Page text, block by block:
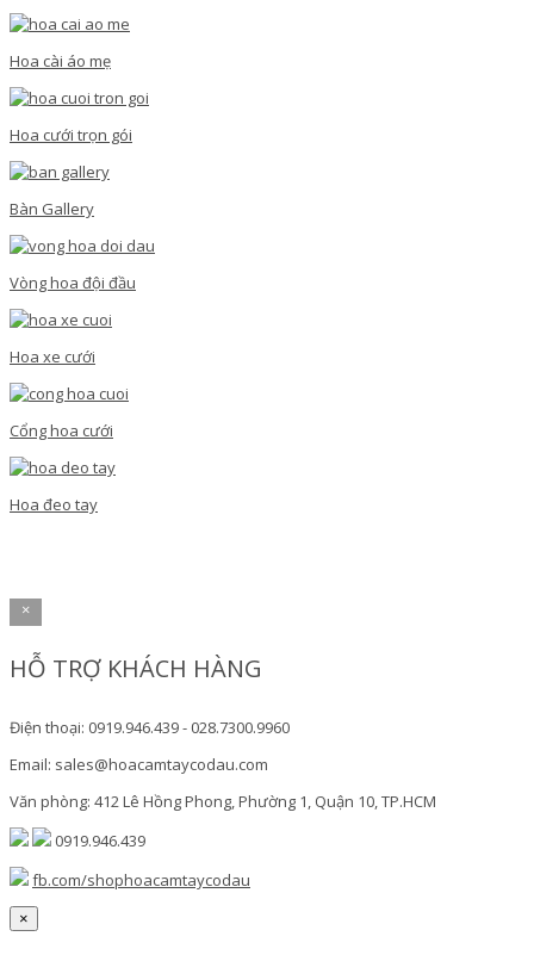
Hoa cài áo mẹ
Hoa cưới trọn gói
Bàn Gallery
Vòng hoa đội đầu
Hoa xe cưới
Cổng hoa cưới
Hoa đeo tay
×
HỖ TRỢ KHÁCH HÀNG
Điện thoại: 0919.946.439 - 028.7300.9960
Email: sales@hoacamtaycodau.com
Văn phòng: 412 Lê Hồng Phong, Phường 1, Quận 10, TP.HCM
0919.946.439
fb.com/shophoacamtaycodau
×